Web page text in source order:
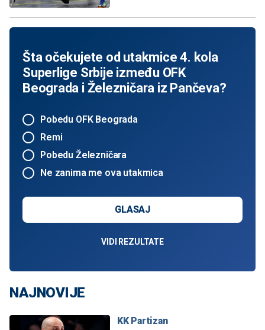
Šta očekujete od utakmice 4. kola
Superlige Srbije između OFK
Beograda i Železničara iz Pančeva?
Pobedu OFK Beograda
Remi
Pobedu Železničara
Ne zanima me ova utakmica
GLASAJ
VIDI REZULTATE
NAJNOVIJE
KK Partizan